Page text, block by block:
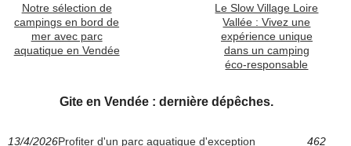
Notre sélection de
campings en bord de
mer avec parc
aquatique en Vendée
Le Slow Village Loire
Vallée : Vivez une
expérience unique
dans un camping
éco-responsable
Gite en Vendée : dernière dépêches.
13/4/2026Profiter d'un parc aquatique d'exception
462